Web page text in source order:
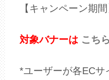
【キャンペーン期
対象バナーは こちら
*ユーザーが各EC